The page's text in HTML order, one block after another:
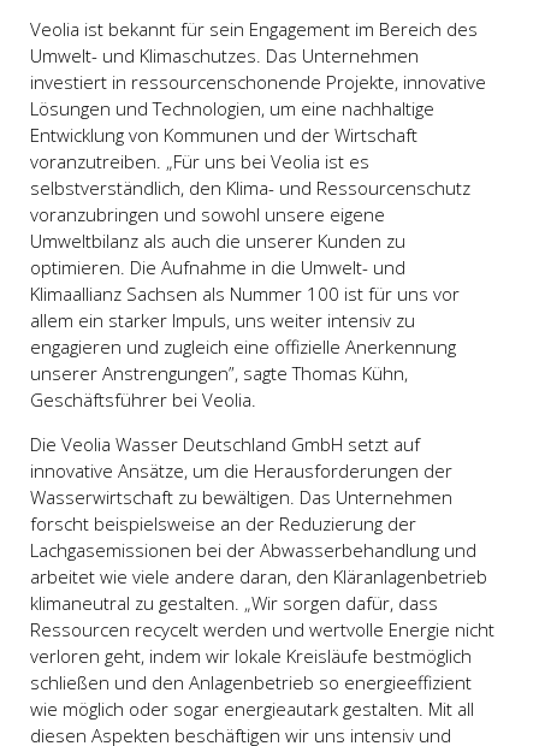
Veolia ist bekannt für sein Engagement im Bereich des
Umwelt- und Klimaschutzes. Das Unternehmen
investiert in ressourcenschonende Projekte, innovative
Lösungen und Technologien, um eine nachhaltige
Entwicklung von Kommunen und der Wirtschaft
voranzutreiben. „Für uns bei Veolia ist es
selbstverständlich, den Klima- und Ressourcenschutz
voranzubringen und sowohl unsere eigene
Umweltbilanz als auch die unserer Kunden zu
optimieren. Die Aufnahme in die Umwelt- und
Klimaallianz Sachsen als Nummer 100 ist für uns vor
allem ein starker Impuls, uns weiter intensiv zu
engagieren und zugleich eine offizielle Anerkennung
unserer Anstrengungen”, sagte Thomas Kühn,
Geschäftsführer bei Veolia.
Die Veolia Wasser Deutschland GmbH setzt auf
innovative Ansätze, um die Herausforderungen der
Wasserwirtschaft zu bewältigen. Das Unternehmen
forscht beispielsweise an der Reduzierung der
Lachgasemissionen bei der Abwasserbehandlung und
arbeitet wie viele andere daran, den Kläranlagenbetrieb
klimaneutral zu gestalten. „Wir sorgen dafür, dass
Ressourcen recycelt werden und wertvolle Energie nicht
verloren geht, indem wir lokale Kreisläufe bestmöglich
schließen und den Anlagenbetrieb so energieeffizient
wie möglich oder sogar energieautark gestalten. Mit all
diesen Aspekten beschäftigen wir uns intensiv und